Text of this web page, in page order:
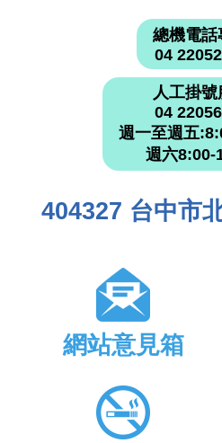
總機電話
04
人工掛號
04
週一至週五
週六8:00-
404327 台中市
網站意見箱